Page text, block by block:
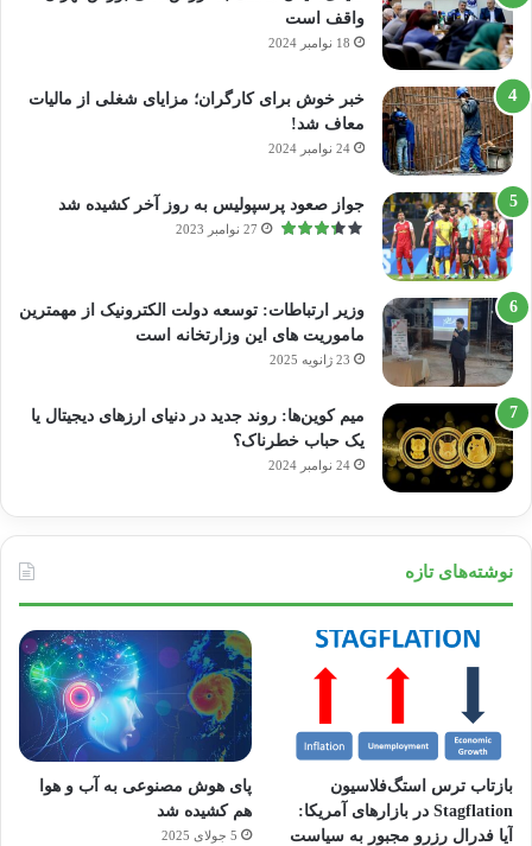
واقف است
18 نوامبر 2024
خبر خوش برای کارگران؛ مزایای شغلی از مالیات
معاف شد!
24 نوامبر 2024
جواز صعود پرسپولیس به روز آخر کشیده شد
27 نوامبر 2023
وزیر ارتباطات: توسعه دولت الکترونیک از مهمترین
ماموریت های این وزارتخانه است
23 ژانویه 2025
میم کوین‌ها: روند جدید در دنیای ارزهای دیجیتال یا
یک حباب خطرناک؟
24 نوامبر 2024
نوشته‌های تازه
بازتاب ترس استگ‌فلاسیون
Stagflation در بازارهای آمریکا:
آیا فدرال رزرو مجبور به سیاست
پای هوش مصنوعی به آب و هوا
هم کشیده شد
5 جولای 2025